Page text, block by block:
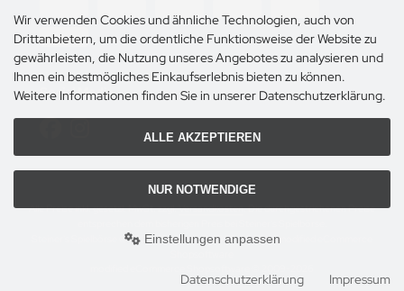
Social Media
Alle Preise inkl. gesetzl. MwSt. zzgl.Versandkosten. Die durchgestrichenen Preise
Steiner's Spielbörse © 2026 | Template © 2009-2026 by modified eCommerce
Wir verwenden Cookies und ähnliche Technologien, auch von
Drittanbietern, um die ordentliche Funktionsweise der Website zu
gewährleisten, die Nutzung unseres Angebotes zu analysieren und
Ihnen ein bestmögliches Einkaufserlebnis bieten zu können.
Weitere Informationen finden Sie in unserer Datenschutzerklärung.
ALLE AKZEPTIEREN
NUR NOTWENDIGE
Einstellungen anpassen
Datenschutzerklärung Impressum